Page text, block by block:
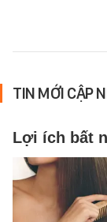
TIN MỚI CẬP
Lợi ích bất